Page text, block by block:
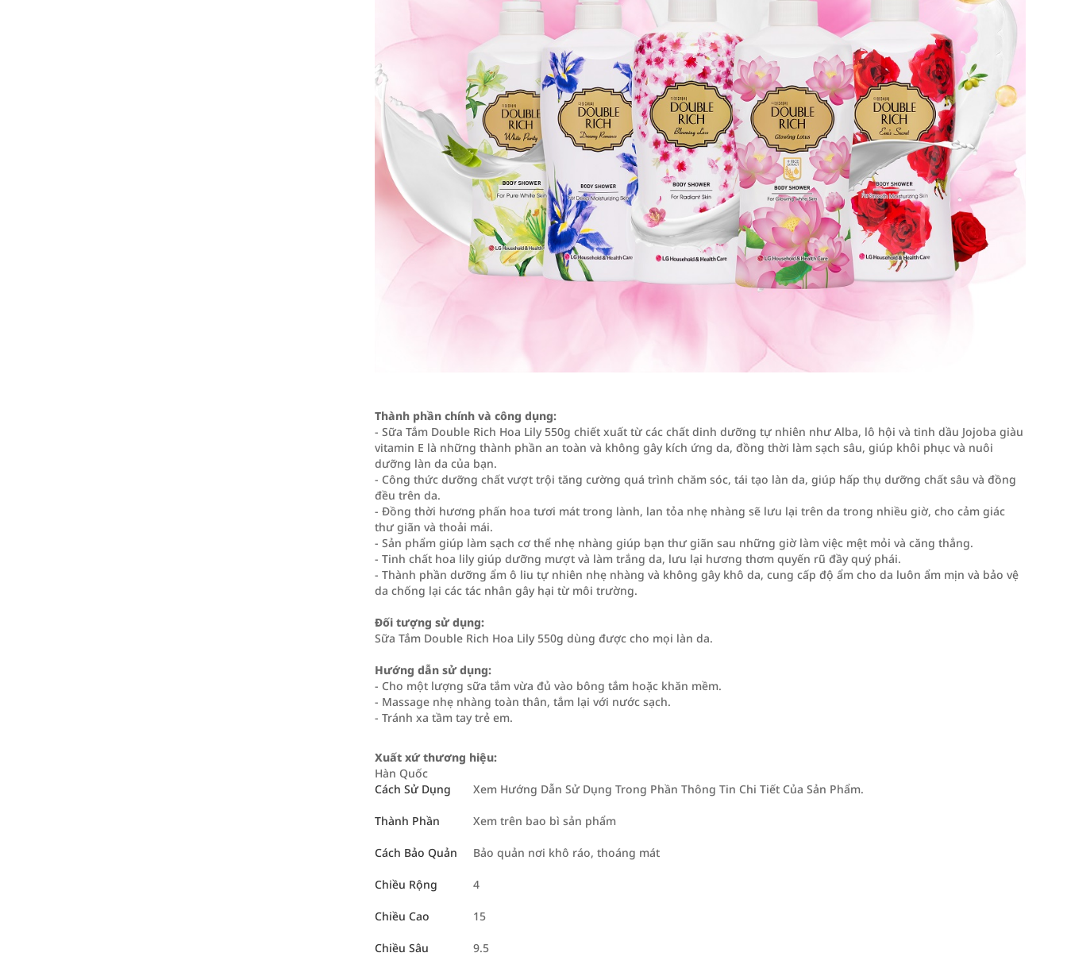
Thành phần chính và công dụng:
- Sữa Tắm Double Rich Hoa Lily 550g chiết xuất từ các chất dinh dưỡng tự nhiên như Alba, lô hội và tinh dầu Jojoba giàu
vitamin E là những thành phần an toàn và không gây kích ứng da, đồng thời làm sạch sâu, giúp khôi phục và nuôi
dưỡng làn da của bạn.
- Công thức dưỡng chất vượt trội tăng cường quá trình chăm sóc, tái tạo làn da, giúp hấp thụ dưỡng chất sâu và đồng
đều trên da.
- Đồng thời hương phấn hoa tươi mát trong lành, lan tỏa nhẹ nhàng sẽ lưu lại trên da trong nhiều giờ, cho cảm giác
thư giãn và thoải mái.
- Sản phẩm giúp làm sạch cơ thể nhẹ nhàng giúp bạn thư giãn sau những giờ làm việc mệt mỏi và căng thẳng.
- Tinh chất hoa lily giúp dưỡng mượt và làm trắng da, lưu lại hương thơm quyến rũ đầy quý phái.
- Thành phần dưỡng ẩm ô liu tự nhiên nhẹ nhàng và không gây khô da, cung cấp độ ẩm cho da luôn ẩm mịn và bảo vệ
da chống lại các tác nhân gây hại từ môi trường.
Đối tượng sử dụng:
Sữa Tắm Double Rich Hoa Lily 550g dùng được cho mọi làn da.
Hướng dẫn sử dụng:
- Cho một lượng sữa tắm vừa đủ vào bông tắm hoặc khăn mềm.
- Massage nhẹ nhàng toàn thân, tắm lại với nước sạch.
- Tránh xa tầm tay trẻ em.
Xuất xứ thương hiệu:
Hàn Quốc
Cách Sử Dụng
Xem Hướng Dẫn Sử Dụng Trong Phần Thông Tin Chi Tiết Của Sản Phẩm.
Thành Phần Xem trên bao bì sản phẩm
Cách Bảo Quản Bảo quản nơi khô ráo, thoáng mát
Chiều Rộng 4
Chiều Cao 15
Chiều Sâu 9.5